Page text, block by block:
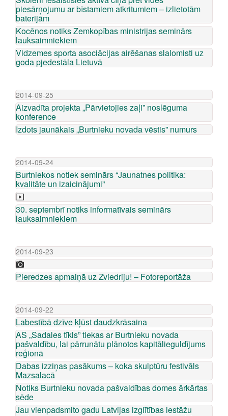
piesārņojumu ar bīstamiem atkritumiem – izlietotām
baterijām
Kocēnos notiks Zemkopības ministrijas seminārs
lauksaimniekiem
Vidzemes sporta asociācijas airēšanas slalomisti uz
goda pjedestāla Lietuvā
2014-09-25
Aizvadīta projekta „Pārvietojies zaļi” noslēguma
konference
Izdots jaunākais „Burtnieku novada vēstis” numurs
2014-09-24
Burtniekos notiek seminārs “Jaunatnes politika:
kvalitāte un izaicinājumi”
30. septembrī notiks informatīvais seminārs
lauksaimniekiem
2014-09-23
Pieredzes apmaiņā uz Zviedriju! – Fotoreportāža
2014-09-22
Labestībā dzīve kļūst daudzkrāsaina
AS „Sadales tīkls” tiekas ar Burtnieku novada
pašvaldību, lai pārrunātu plānotos kapitālieguldījums
reģionā
Dabas izziņas pasākums – koka skulptūru festivāls
Mazsalacā
Notiks Burtnieku novada pašvaldības domes ārkārtas
sēde
Jau vienpadsmito gadu Latvijas izglītības iestāžu